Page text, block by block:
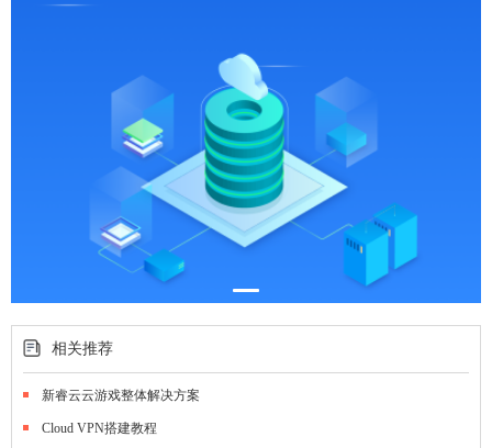
相关推荐
新睿云云游戏整体解决方案
Cloud VPN搭建教程